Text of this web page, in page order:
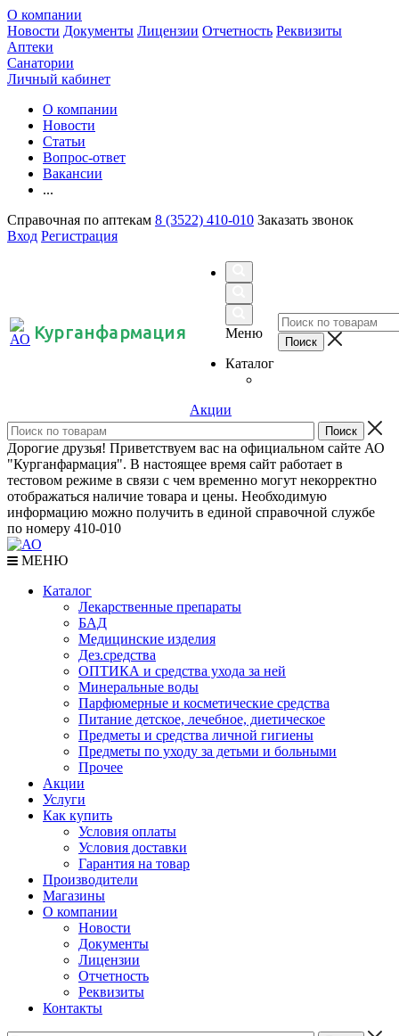
О компании
Новости Документы Лицензии Отчетность Реквизиты
Аптеки
Санатории
Личный кабинет
О компании
Новости
Статьи
Вопрос-ответ
Вакансии
...
Справочная по аптекам 8 (3522) 410-010 Заказать звонок
Вход Регистрация
Курганфармация
Меню
Каталог
Акции
Дорогие друзья! Приветствуем вас на официальном сайте АО
"Курганфармация". В настоящее время сайт работает в
тестовом режиме в связи с чем временно могут некорректно
отображаться наличие товара и цены. Необходимую
информацию можно получить в единой справочной службе
по номеру 410-010
МЕНЮ
Каталог
Лекарственные препараты
БАД
Медицинские изделия
Дез.средства
ОПТИКА и средства ухода за ней
Минеральные воды
Парфюмерные и косметические средства
Питание детское, лечебное, диетическое
Предметы и средства личной гигиены
Предметы по уходу за детьми и больными
Прочее
Акции
Услуги
Как купить
Условия оплаты
Условия доставки
Гарантия на товар
Производители
Магазины
О компании
Новости
Документы
Лицензии
Отчетность
Реквизиты
Контакты